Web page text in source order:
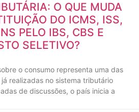
O QUE MUDA
DO ICMS, ISS,
PELO IBS, CBS E
SELETIVO?
o consumo representa uma das
realizadas no sistema tributário
de discussões, o país inicia a